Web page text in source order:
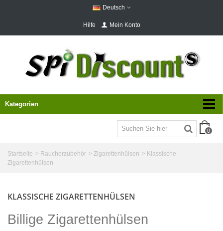
Deutsch
Hilfe Mein Konto
Kategorien
0
Startseite > Raucherzubehör > Zigarettenhülsen > Klassische
Zigarettenhülsen
KLASSISCHE ZIGARETTENHÜLSEN
Billige Zigarettenhülsen